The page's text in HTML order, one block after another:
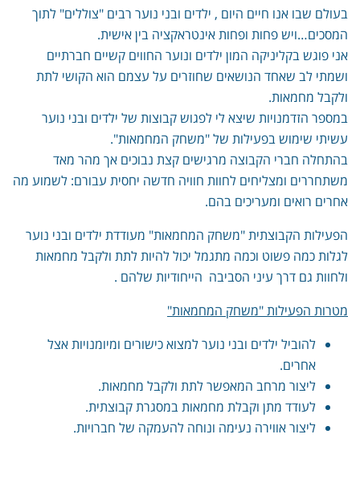
בעולם שבו אנו חיים היום , ילדים ובני נוער רבים "צוללים" לתוך
המסכים…ויש פחות ופחות אינטראקציה בין אישית.
אני פוגש בקליניקה המון ילדים ונוער החווים קשיים חברתיים
ושמתי לב שאחד הנושאים שחוזרים על עצמם הוא הקושי לתת
ולקבל מחמאות.
במספר הזדמנויות שיצא לי לפגוש קבוצות של ילדים ובני נוער
עשיתי שימוש בפעילות של "משחק המחמאות".
בהתחלה חברי הקבוצה מרגישים קצת נבוכים אך מהר מאד
משתחררים ומצליחים לחוות חוויה חדשה יחסית עבורם: לשמוע מה
אחרים רואים ומעריכים בהם.
הפעילות הקבוצתית "משחק המחמאות" מעודדת ילדים ובני נוער
לגלות כמה פשוט וכמה מתגמל יכול להיות לתת ולקבל מחמאות
ולחוות גם דרך עיני הסביבה הייחודיות שלהם .
מטרות הפעילות "משחק המחמאות"
להוביל ילדים ובני נוער למצוא כישורים ומיומנויות אצל
אחרים.
ליצור מרחב המאפשר לתת ולקבל מחמאות.
לעודד מתן וקבלת מחמאות במסגרת קבוצתית.
ליצור אווירה נעימה ונוחה להעמקה של חברויות.